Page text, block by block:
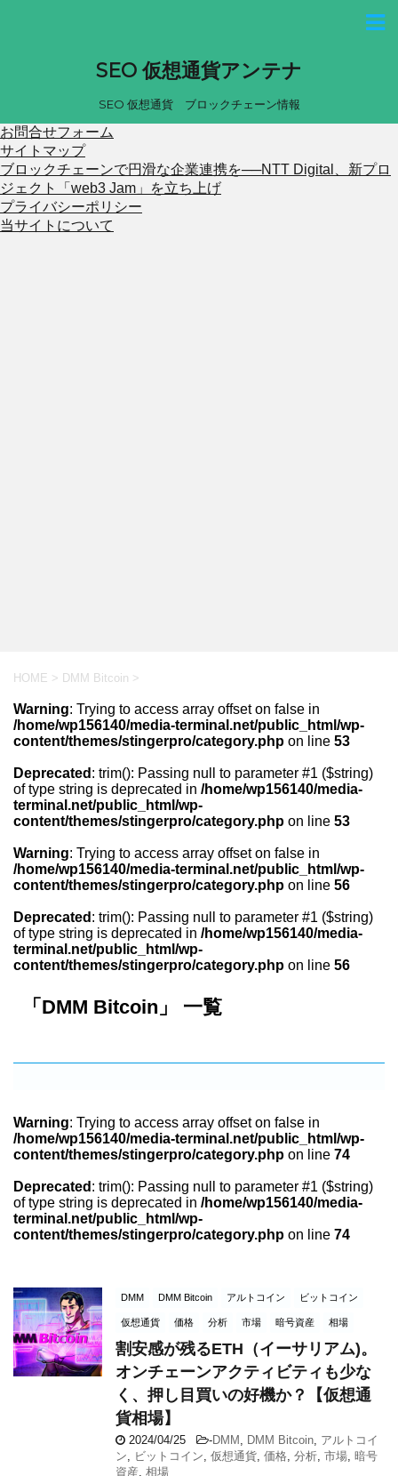
SEO 仮想通貨アンテナ
SEO 仮想通貨 ブロックチェーン情報
お問合せフォーム
サイトマップ
ブロックチェーンで円滑な企業連携を──NTT Digital、新プロ
ジェクト「web3 Jam」を立ち上げ
プライバシーポリシー
当サイトについて
HOME > DMM Bitcoin >
Warning: Trying to access array offset on false in
/home/wp156140/media-terminal.net/public_html/wp-
content/themes/stingerpro/category.php on line 53
Deprecated : trim(): Passing null to parameter #1 ($string)
of type string is deprecated in /home/wp156140/media-
terminal.net/public_html/wp-
content/themes/stingerpro/category.php on line 53
Warning: Trying to access array offset on false in
/home/wp156140/media-terminal.net/public_html/wp-
content/themes/stingerpro/category.php on line 56
Deprecated : trim(): Passing null to parameter #1 ($string)
of type string is deprecated in /home/wp156140/media-
terminal.net/public_html/wp-
content/themes/stingerpro/category.php on line 56
「DMM Bitcoin」 一覧
Warning: Trying to access array offset on false in
/home/wp156140/media-terminal.net/public_html/wp-
content/themes/stingerpro/category.php on line 74
Deprecated : trim(): Passing null to parameter #1 ($string)
of type string is deprecated in /home/wp156140/media-
terminal.net/public_html/wp-
content/themes/stingerpro/category.php on line 74
DMM DMM Bitcoin アルトコイン ビットコイン
仮想通貨 価格 分析 市場 暗号資産 相場
割安感が残るETH（イーサリアム)。
オンチェーンアクティビティも少な
く、押し目買いの好機か？【仮想通
貨相場】
2024/04/25 -DMM DMM Bitcoin アルトコイ
ン
ビットコイン 仮想通貨 価格 分析 市場 暗号
資産 相場